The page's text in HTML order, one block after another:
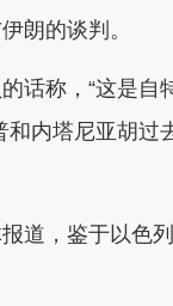
朗的谈判。
话称，“这是
和内塔尼亚胡
道，鉴于以色